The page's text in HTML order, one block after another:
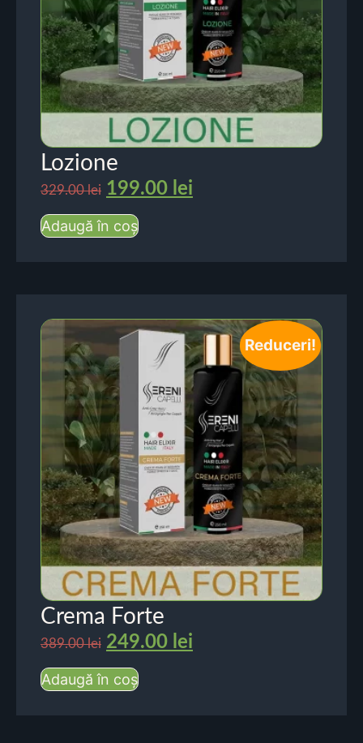
Lozione
329.00lei 199.00 lei
Adaugă în coș
Reduceri!
Crema Forte
389.00lei 249.00 lei
Adaugă în coș